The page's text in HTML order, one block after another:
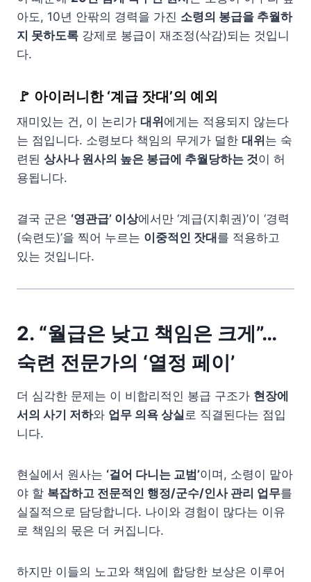
아도, 10년 안팎의 경력을 가진 소령의 봉급을 추월하
지 못하도록 강제로 봉급이 재조정(삭감)되는 것입니
다.
🚩 아이러니한 ‘계급 잣대’의 예외
재미있는 건, 이 논리가 대위 에게는 적용되지 않는다
는 점입니다. 소령보다 책임의 무게가 덜한 대위 는 숙
련된 상사나 원사의 높은 봉급에 추월당하는 것이 허
용됩니다.
결국 군은 ‘영관급’ 이상에서만 ‘계급(지휘권)’이 ‘경력
(숙련도)’을 찍어 누르는 이중적인 잣대 를 적용하고
있는 것입니다.
2. “월급은 낮고 책임은 크게”…
숙련 전문가의 ‘열정 페이’
더 심각한 문제는 이 비합리적인 봉급 구조가 현장에
서의 사기 저하와 업무 의욕 상실로 직결된다는 점입
니다.
현실에서 원사는 ‘걸어 다니는 교범’이며, 소령이 맡아
야 할 복잡하고 전문적인 행정/군수/인사 관리 업무를
실질적으로 담당합니다. 나이와 경험이 많다는 이유
로 책임의 몫은 더 커집니다.
하지만 이들의 노고와 책임에 합당한 보상은 이루어